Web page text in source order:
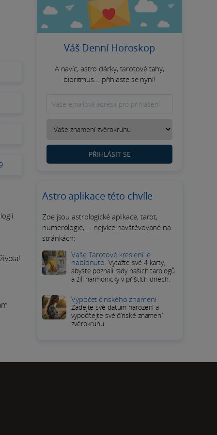
Váš Denní Horoskop
A navíc, astro dárky, tarotové tahy,
bioritmus... přihlaste se nyní!
PŘIHLÁSIT SE
Astro aplikace této chvíle
Zde jsou astrologické aplikace, tarot,
numerologie, ... nejvíce navštěvované na
stránkách:
Vaše Tarotové kreslení je
nabídnuto. Vytažte své 4 karty,
abyste poznali rady našich tarologů
a žili harmonicky v příštích dnech.
Výpočet čínského znamení
Zadejte své datum narození a
vypočítejte své čínské znamení
zvěrokruhu